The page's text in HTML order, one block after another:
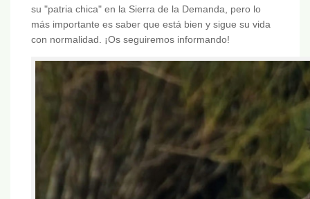
su "patria chica" en la Sierra de la Demanda, pero lo
más importante es saber que está bien y sigue su vida
con normalidad. ¡Os seguiremos informando!